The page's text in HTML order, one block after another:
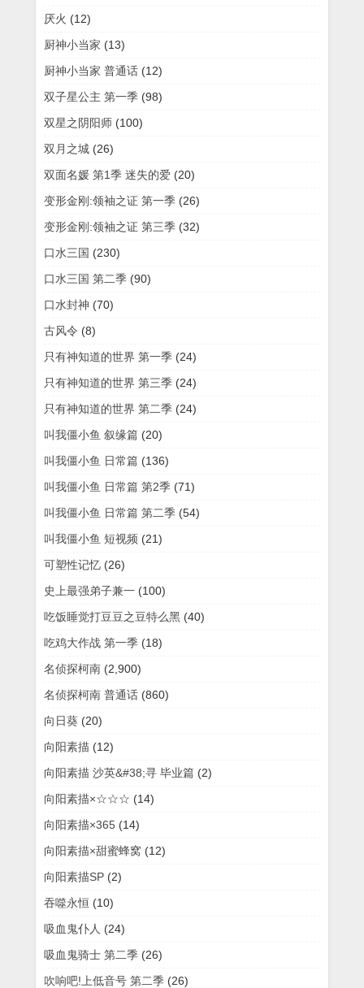
厌火 (12)
厨神小当家 (13)
厨神小当家 普通话 (12)
双子星公主 第一季 (98)
双星之阴阳师 (100)
双月之城 (26)
双面名媛 第1季 迷失的爱 (20)
变形金刚:领袖之证 第一季 (26)
变形金刚:领袖之证 第三季 (32)
口水三国 (230)
口水三国 第二季 (90)
口水封神 (70)
古风令 (8)
只有神知道的世界 第一季 (24)
只有神知道的世界 第三季 (24)
只有神知道的世界 第二季 (24)
叫我僵小鱼 叙缘篇 (20)
叫我僵小鱼 日常篇 (136)
叫我僵小鱼 日常篇 第2季 (71)
叫我僵小鱼 日常篇 第二季 (54)
叫我僵小鱼 短视频 (21)
可塑性记忆 (26)
史上最强弟子兼一 (100)
吃饭睡觉打豆豆之豆特么黑 (40)
吃鸡大作战 第一季 (18)
名侦探柯南 (2,900)
名侦探柯南 普通话 (860)
向日葵 (20)
向阳素描 (12)
向阳素描 沙英&#38;寻 毕业篇 (2)
向阳素描×☆☆☆ (14)
向阳素描×365 (14)
向阳素描×甜蜜蜂窝 (12)
向阳素描SP (2)
吞噬永恒 (10)
吸血鬼仆人 (24)
吸血鬼骑士 第二季 (26)
吹响吧!上低音号 第二季 (26)